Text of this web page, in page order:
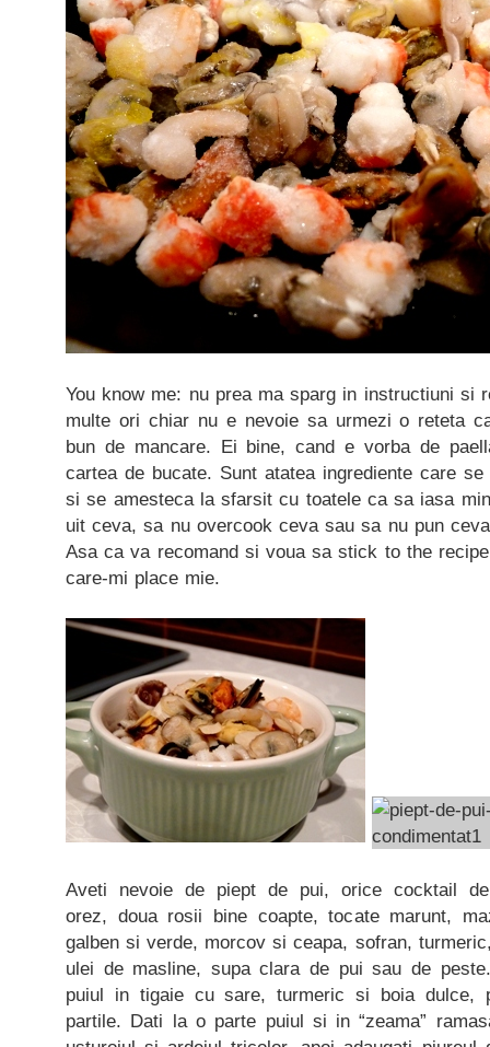
You know me: nu prea ma sparg in instructiuni si
multe ori chiar nu e nevoie sa urmezi o reteta
bun de mancare. Ei bine, cand e vorba de
cartea de bucate. Sunt atatea ingrediente care
si se amesteca la sfarsit cu toatele ca sa iasa
uit ceva, sa nu overcook ceva sau sa nu pun
Asa ca va recomand si voua sa stick to the
care-mi place mie.
Aveti nevoie de piept de pui, orice cocktail
orez, doua rosii bine coapte, tocate marunt,
galben si verde, morcov si ceapa, sofran,
ulei de masline, supa clara de pui sau de
puiul in tigaie cu sare, turmeric si boia dulce,
partile. Dati la o parte puiul si in “zeama”